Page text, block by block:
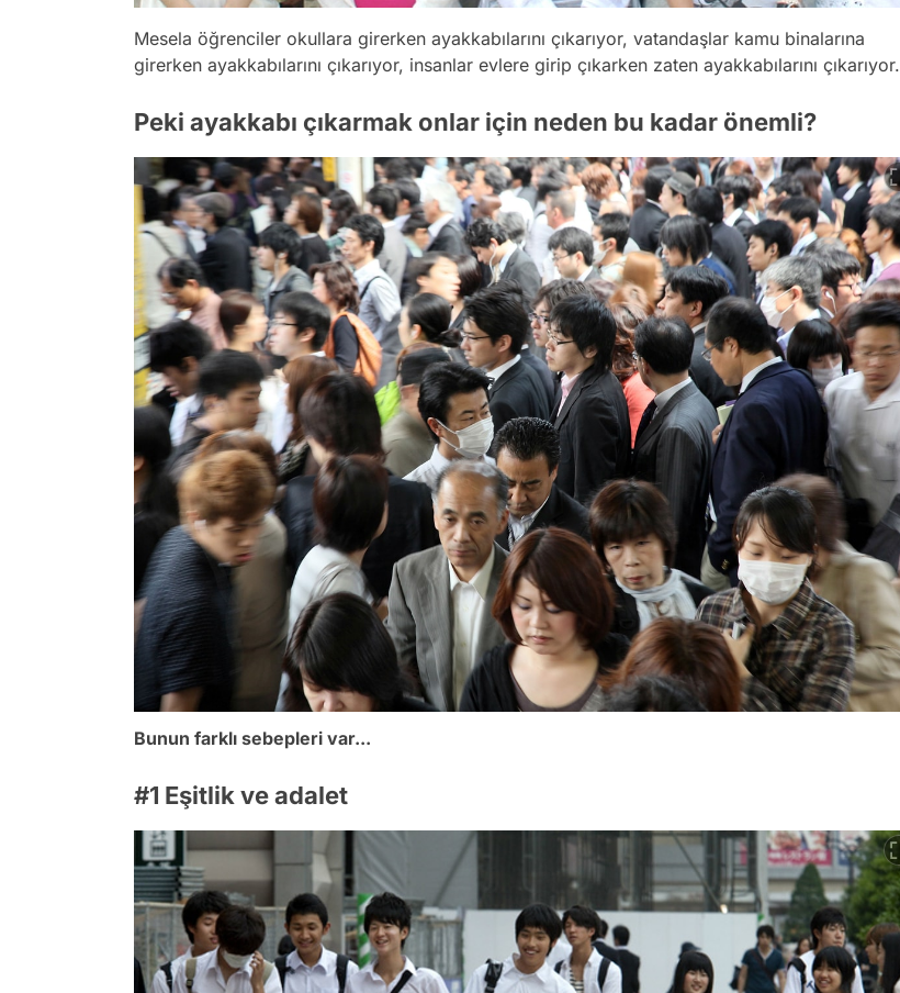
Mesela öğrenciler okullara girerken ayakkabılarını çıkarıyor, vatandaşlar kamu binalarına
girerken ayakkabılarını çıkarıyor, insanlar evlere girip çıkarken zaten ayakkabılarını çıkarıyor.
Peki ayakkabı çıkarmak onlar için neden bu kadar önemli?
Bunun farklı sebepleri var...
#1 Eşitlik ve adalet